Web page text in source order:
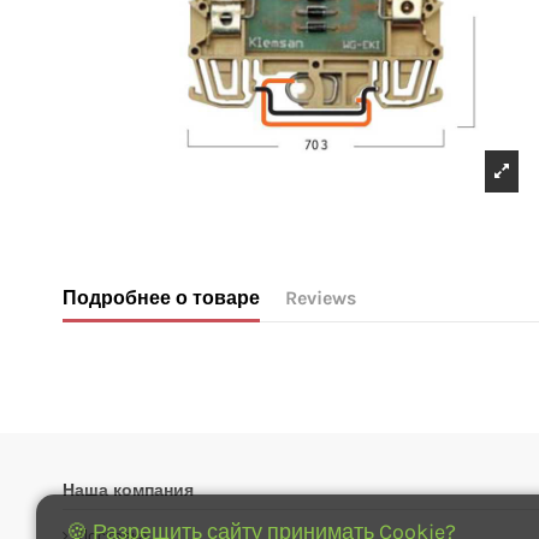
Подробнее о товаре Reviews
Наша компания
🍪 Разрещить сайту принимать Cookie?